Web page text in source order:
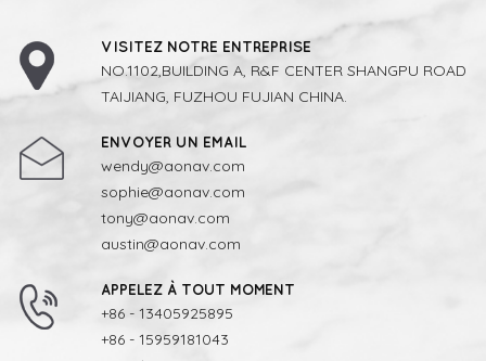
VISITEZ NOTRE ENTREPRISE
NO.1102,BUILDING A, R&F CENTER SHANGPU ROAD
TAIJIANG, FUZHOU FUJIAN CHINA.
ENVOYER UN EMAIL
wendy@aonav.com
sophie@aonav.com
tony@aonav.com
austin@aonav.com
APPELEZ À TOUT MOMENT
+86 - 13405925895
+86 - 15959181043